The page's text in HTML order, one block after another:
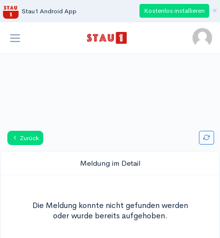
Stau1 Android App Kostenlos installieren ×
Zurück
Meldung im Detail
Die Meldung konnte nicht gefunden werden
oder wurde bereits aufgehoben.